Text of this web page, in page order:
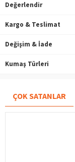
Değerlendir
Kargo & Teslimat
Değişim & İade
Kumaş Türleri
ÇOK SATANLAR